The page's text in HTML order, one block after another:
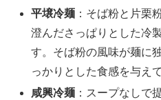
平壌冷麺 ：そば粉と片栗
澄んださっぱりとした冷
す。そば粉の風味が麺に
っかりとした食感を与え
咸興冷麺 ：スープなしで